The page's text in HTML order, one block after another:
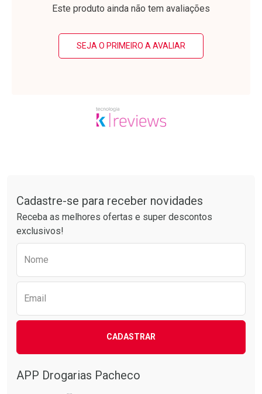
Por R$ 37,25/cada
Por R$ 37,25/cada
Este produto ainda não tem avaliações
SEJA O PRIMEIRO A AVALIAR
Cadastre-se para receber novidades
Receba as melhores ofertas e super descontos
exclusivos!
Nome
Email
CADASTRAR
APP Drogarias Pacheco